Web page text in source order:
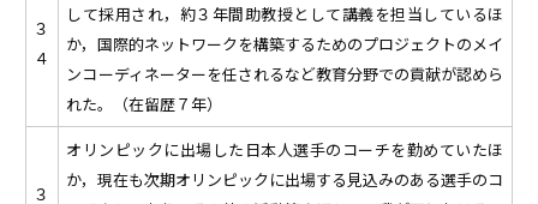
３
４
して採用され，約３年間助教授として講義を担当しているほ
か，国際的ネットワークを構築するためのプロジェクトのメイ
ンコーディネーターを任されるなど教育分野での貢献が認めら
れた。（在留歴７年）
３
オリンピックに出場した日本人選手のコーチを勤めていたほ
か，現在も次期オリンピックに出場する見込みのある選手のコ